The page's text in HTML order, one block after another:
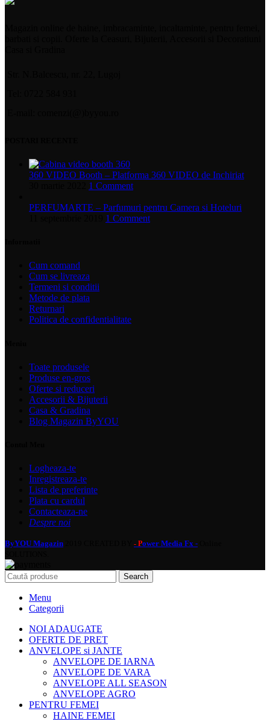
360 VIDEO Booth – Platforma 360 VIDEO de Inchiriat
1 Comment
PERFUMARTE – Parfumuri pentru Camera si Hoteluri
1 Comment
Cum comand
Cum se livreaza
Termeni si conditii
Metode de plata
Returnari
Politica de confidentialitate
Toate produsele
Produse en-gros
Oferte si reduceri
Accesorii & Bijuterii
Casa & Gradina
Blog Magazin ByYOU
Logheaza-te
Inregistreaza-te
Lista de preferinte
Plata cu cardul
Contacteaza-ne
Despre noi
ByYOU Magazin - Power Media Fx -
Search
Menu
Categorii
NOI ADAUGATE
OFERTE DE PRET
ANVELOPE si JANTE
ANVELOPE DE IARNA
ANVELOPE DE VARA
ANVELOPE ALL SEASON
ANVELOPE AGRO
PENTRU FEMEI
HAINE FEMEI